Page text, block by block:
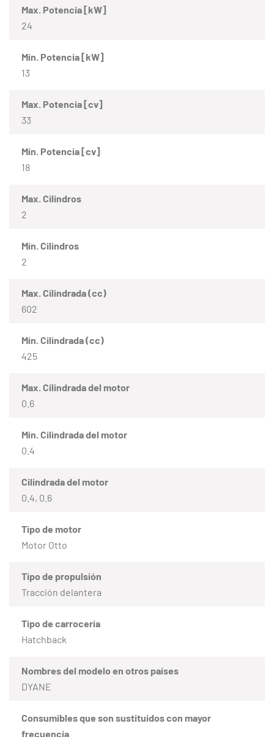
Max. Potencia [kW]
24
Mín. Potencia [kW]
13
Max. Potencia [cv]
33
Mín. Potencia [cv]
18
Max. Cilindros
2
Mín. Cilindros
2
Max. Cilindrada (cc)
602
Mín. Cilindrada (cc)
425
Max. Cilindrada del motor
0.6
Mín. Cilindrada del motor
0.4
Cilindrada del motor
0.4, 0.6
Tipo de motor
Motor Otto
Tipo de propulsión
Tracción delantera
Tipo de carrocería
Hatchback
Nombres del modelo en otros países
DYANE
Consumibles que son sustituidos con mayor
frecuencia